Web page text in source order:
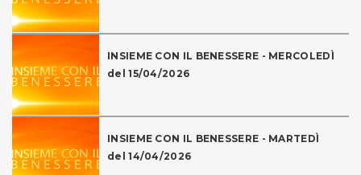
INSIEME CON IL BENESSERE - MERCOLEDÌ
del 15/04/2026
INSIEME CON IL BENESSERE - MARTEDÌ
del 14/04/2026